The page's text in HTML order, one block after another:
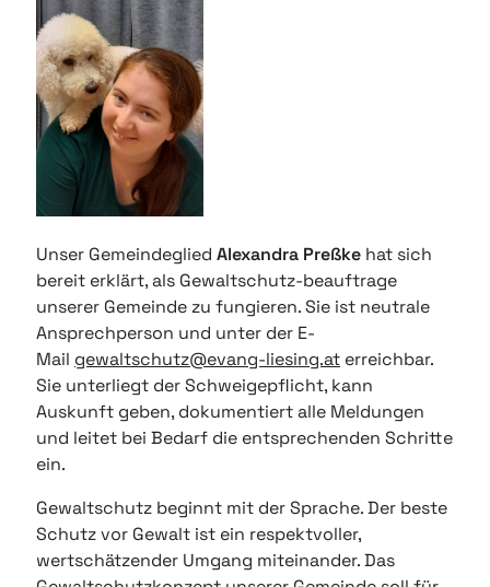
Unser Gemeindeglied Alexandra Preßke hat sich
bereit erklärt, als Gewaltschutz-beauftrage
unserer Gemeinde zu fungieren. Sie ist neutrale
Ansprechperson und unter der E-
Mail gewaltschutz@evang-liesing.at erreichbar.
Sie unterliegt der Schweigepflicht, kann
Auskunft geben, dokumentiert alle Meldungen
und leitet bei Bedarf die entsprechenden Schritte
ein.
Gewaltschutz beginnt mit der Sprache. Der beste
Schutz vor Gewalt ist ein respektvoller,
wertschätzender Umgang miteinander. Das